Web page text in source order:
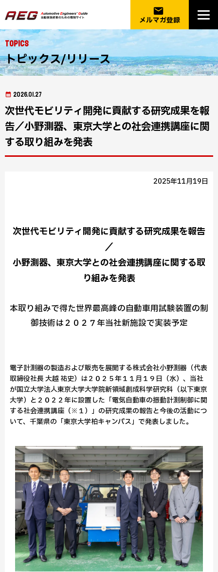
email
メルマガ登録
Topics
トピックス/リリース
2026.01.27
次世代モビリティ開発に貢献する研究成果を報
告／小野測器、東京大学との社会連携講座に関
する取り組みを発表
2025年11月19日
次世代モビリティ開発に貢献する研究成果を報告
／
小野測器、東京大学との社会連携講座に関する取
り組みを発表
本取り組みで得た世界最高峰の自動車用試験装置の制
御技術は２０２７年当社新施設で実装予定
電子計測器の製造および販売を展開する株式会社小野測器（代表
取締役社長 大越 祐史）は２０２５年１１月１９日（水）、当社
が国立大学法人東京大学大学院新領域創成科学研究科（以下東京
大学）と２０２２年に設置した「電気自動車の振動計測制御に関
する社会連携講座（※１）」の研究成果の報告と今後の活動につ
いて、千葉県の「東京大学柏キャンパス」で発表しました。